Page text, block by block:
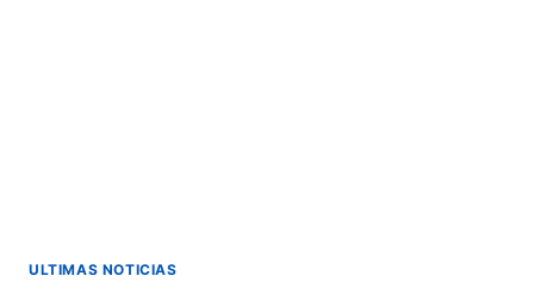
ULTIMAS NOTICIAS